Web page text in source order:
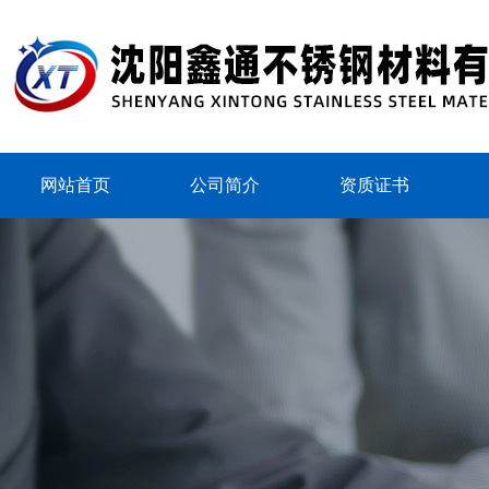
网站首页 公司简介 资质证书